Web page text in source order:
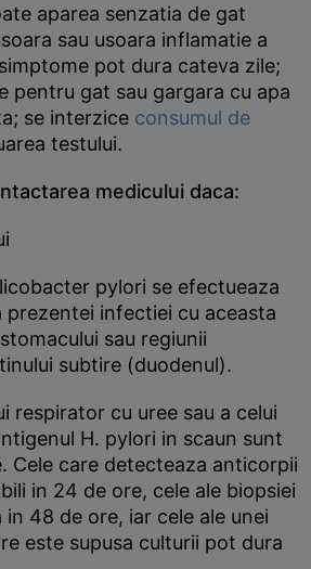
aparea senzatia de gat
sau usoara inflamatie a
pot dura cateva zile;
pentru gat sau gargara cu apa
se interzice consumul de
testului.
medicului daca:
pylori se efectueaza
infectiei cu aceasta
sau regiunii
subtire (duodenul).
respirator cu uree sau a celui
H. pylori in scaun sunt
Cele care detecteaza anticorpii
in 24 de ore, cele ale biopsiei
48 de ore, iar cele ale unei
este supusa culturii pot dura